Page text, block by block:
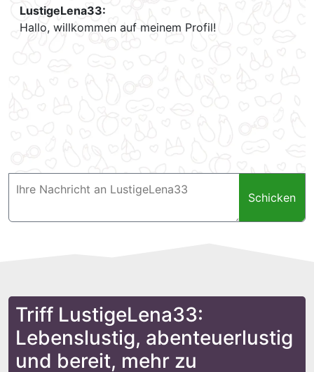
LustigeLena33:
Hallo, willkommen auf meinem Profil!
Schicken
Triff LustigeLena33:
Lebenslustig, abenteuerlustig
und bereit, mehr zu